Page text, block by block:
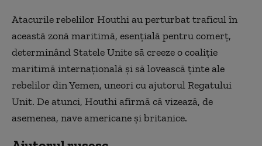
Atacurile rebelilor Houthi au perturbat traficul în
această zonă maritimă, esenţială pentru comerţ,
determinând Statele Unite să creeze o coaliţie
maritimă internaţională şi să lovească ţinte ale
rebelilor din Yemen, uneori cu ajutorul Regatului
Unit. De atunci, Houthi afirmă că vizează, de
asemenea, nave americane şi britanice.